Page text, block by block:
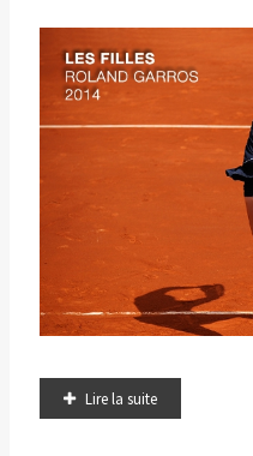
Lire la suite